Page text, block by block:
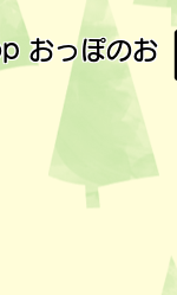
おっぽのお